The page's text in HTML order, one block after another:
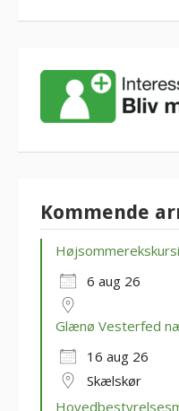
Kommende
6 aug 26
Glænø Vesterfed
16 aug 26
Skælskør